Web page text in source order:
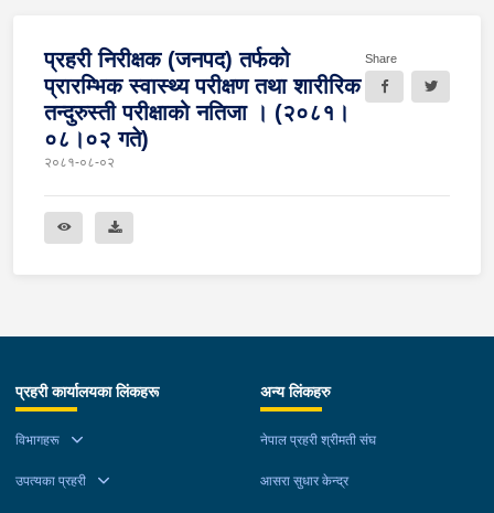
प्रहरी निरीक्षक (जनपद) तर्फको
प्रारम्भिक स्वास्थ्य परीक्षण तथा शारीरिक
तन्दुरुस्ती परीक्षाको नतिजा । (२०८१।
०८।०२ गते)
२०८१-०८-०२
Share
प्रहरी कार्यालयका लिंकहरू
विभागहरू
उपत्यका प्रहरी
अन्य लिंकहरु
नेपाल प्रहरी श्रीमती संघ
आसरा सुधार केन्द्र